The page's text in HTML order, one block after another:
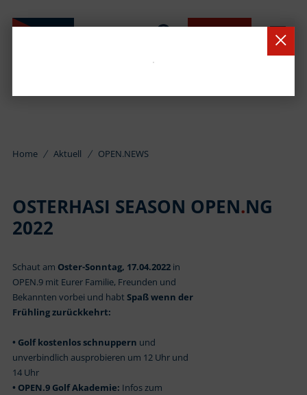
Home Aktuell OPEN.NEWS
OSTERHASI SEASON OPEN.NG
2022
Schaut am Oster-Sonntag, 17.04.2022in
OPEN.9 mit Eurer Familie, Freunden und
Bekannten vorbei und habt Spaß wenn der
Frühling zurückkehrt:
• Golf kostenlos schnuppern und
unverbindlich ausprobieren um 12 Uhr und
14 Uhr
• OPEN.9 Golf Akademie: Infos zum